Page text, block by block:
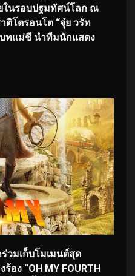
ในรอบปฐมทัศน์โลก ณ
ติโตรอนโต “จุ๋ย วรัท
ทแม่ชี นำทีมนักแสดง
วมเก็บโมเมนต์สุด
อง “OH MY FOURTH